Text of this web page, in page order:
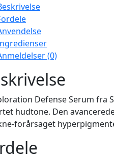
(0)
Defense Serum fra
hudtone. Den
forårsaget